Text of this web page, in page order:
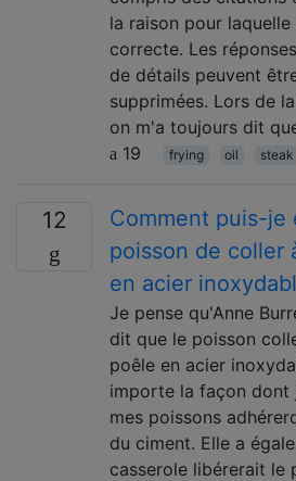
la raison pour
correcte. Les
de détails peuvent
supprimées. Lors de
on m'a toujours dit
19
frying oil steak
12
Comment puis-je
poisson de coller
en acier
Je pense qu'Anne
dit que le poisson
poêle en acier
importe la façon dont
mes poissons
du ciment. Elle a
casserole libérerait le